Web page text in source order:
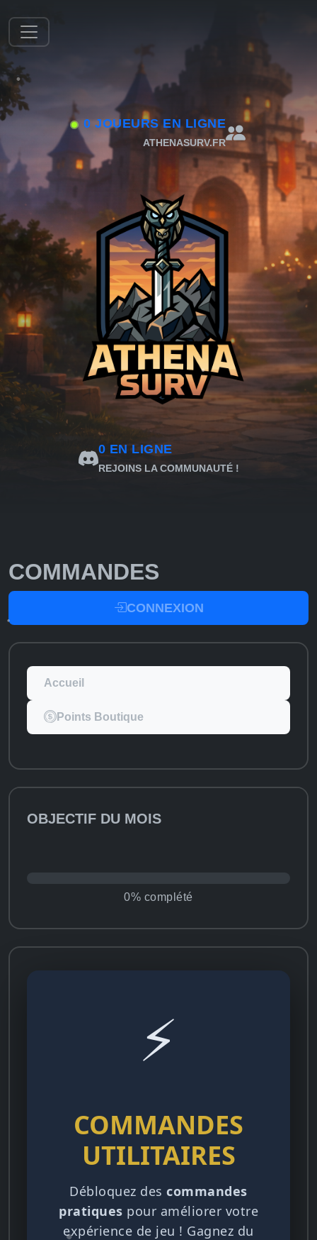
0 JOUEURS EN LIGNE
ATHENASURV.FR
0 EN LIGNE
REJOINS LA COMMUNAUTÉ !
COMMANDES
CONNEXION
Accueil
Points Boutique
OBJECTIF DU MOIS
0% complété
⚡
COMMANDES
UTILITAIRES
Débloquez descommandes
pratiques pour améliorer votre
expérience de jeu ! Gagnez du